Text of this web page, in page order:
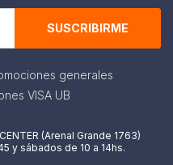
SUSCRIBIRME
generales
VISA UB
(Arenal Grande 1763)
y sábados de 10 a 14hs.